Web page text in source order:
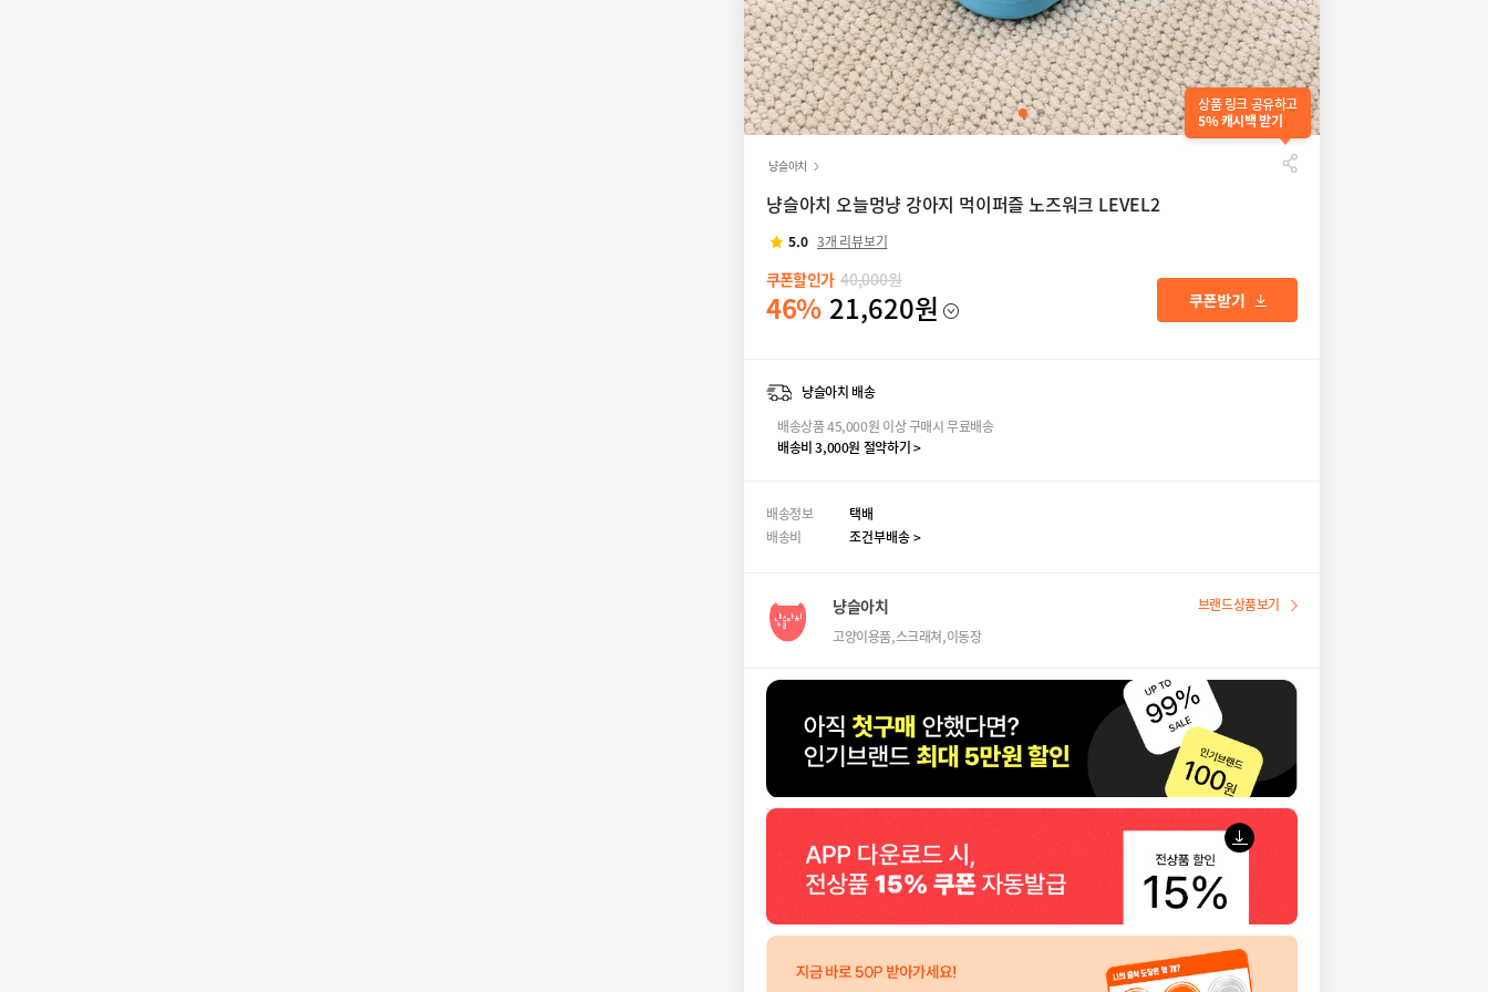
상품 링크 공유하고
5% 캐시백 받기
냥슬아치
냥슬아치 오늘멍냥 강아지 먹이퍼즐 노즈워크 LEVEL2
5.0 3개 리뷰보기
쿠폰할인가 40,000원
46% 21,620원
냥슬아치 배송
배송상품 45,000원 이상 구매시 무료배송
배송비 3,000원 절약하기 >
배송정보
택배
배송비
조건부배송 >
냥슬아치
고양이용품,스크래쳐,이동장
브랜드상품보기